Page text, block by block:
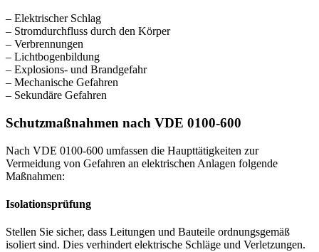
– Elektrischer Schlag
– Stromdurchfluss durch den Körper
– Verbrennungen
– Lichtbogenbildung
– Explosions- und Brandgefahr
– Mechanische Gefahren
– Sekundäre Gefahren
Schutzmaßnahmen nach VDE 0100-600
Nach VDE 0100-600 umfassen die Haupttätigkeiten zur
Vermeidung von Gefahren an elektrischen Anlagen folgende
Maßnahmen:
Isolationsprüfung
Stellen Sie sicher, dass Leitungen und Bauteile ordnungsgemäß
isoliert sind. Dies verhindert elektrische Schläge und Verletzungen.